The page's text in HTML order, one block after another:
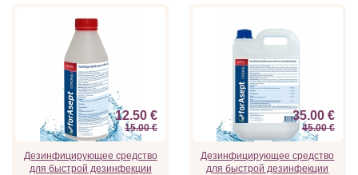
12.50 €
15.00 €
Дезинфицирующее средство
для быстрой дезинфекции
35.00 €
45.00 €
Дезинфицирующее средство
для быстрой дезинфекции